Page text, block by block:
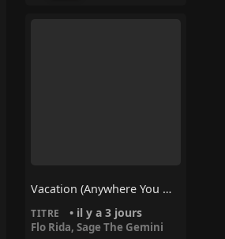
Vacation (Anywhere You Wanna Go) – Flo Rida, Sage The Gemini
TITRE • il y a 3 jours
Flo Rida, Sage The Gemini